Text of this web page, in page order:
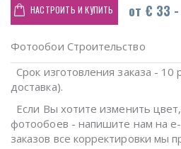
НАСТРОИТЬ И КУПИТЬ от € 33
Фотообои Строительство
Срок изготовления заказа - 10
доставка).
Если Вы хотите изменить
фотообоев - напишите нам на
заказов все корректировки мы